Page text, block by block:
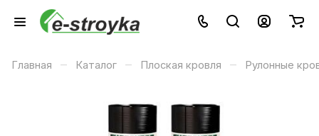
Главная – Каталог – Плоская кровля – Рулонные